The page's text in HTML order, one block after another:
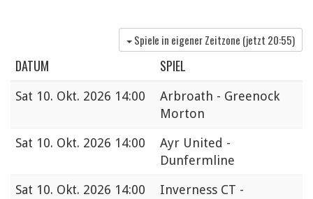
Spiele in eigener Zeitzone (jetzt 20:55)
DATUM SPIEL
Sat 10. Okt. 2026 14:00
Arbroath - Greenock
Morton
Sat 10. Okt. 2026 14:00
Ayr United -
Dunfermline
Sat 10. Okt. 2026 14:00
Inverness CT -